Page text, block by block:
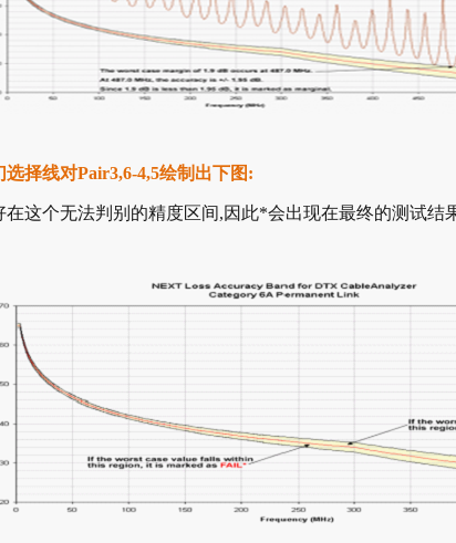
选择线对Pair3,6-4,5绘制出下图:
在这个无法判别的精度区间,因此*会出现在最终的测试结